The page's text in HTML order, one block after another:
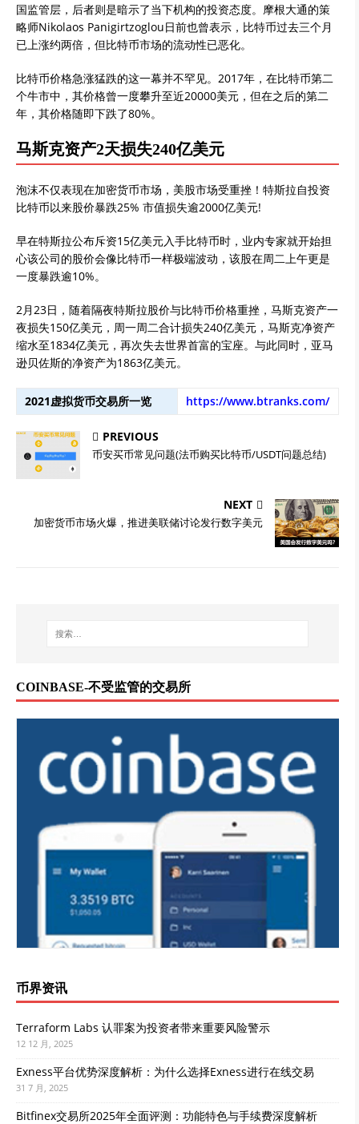
国监管层，后者则是暗示了当下机构的投资态度。摩根大通的策
略师Nikolaos Panigirtzoglou日前也曾表示，比特币过去三个月
已上涨约两倍，但比特币市场的流动性已恶化。
比特币价格急涨猛跌的这一幕并不罕见。2017年，在比特币第二
个牛市中，其价格曾一度攀升至近20000美元，但在之后的第二
年，其价格随即下跌了80%。
马斯克资产2天损失240亿美元
泡沫不仅表现在加密货币市场，美股市场受重挫！特斯拉自投资
比特币以来股价暴跌25% 市值损失逾2000亿美元!
早在特斯拉公布斥资15亿美元入手比特币时，业内专家就开始担
心该公司的股价会像比特币一样极端波动，该股在周二上午更是
一度暴跌逾10%。
2月23日，随着隔夜特斯拉股价与比特币价格重挫，马斯克资产一
夜损失150亿美元，周一周二合计损失240亿美元，马斯克净资产
缩水至1834亿美元，再次失去世界首富的宝座。与此同时，亚马
逊贝佐斯的净资产为1863亿美元。
2021虚拟货币交易所一览 https://www.btranks.com/
PREVIOUS
币安买币常见问题(法币购买比特币/USDT问题总结)
NEXT
加密货币市场火爆，推进美联储讨论发行数字美元
COINBASE-不受监管的交易所
币界资讯
Terraform Labs 认罪案为投资者带来重要风险警示
12 12 月, 2025
Exness平台优势深度解析：为什么选择Exness进行在线交易
31 7 月, 2025
Bitfinex交易所2025年全面评测：功能特色与手续费深度解析